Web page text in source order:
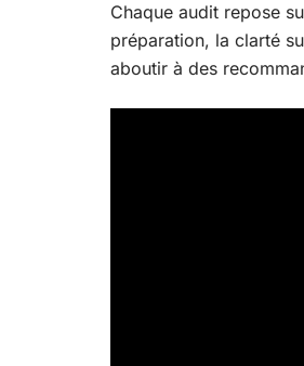
Chaque audit repose
préparation, la clarté
aboutir à des